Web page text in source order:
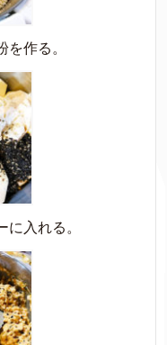
を作る。
に入れる。